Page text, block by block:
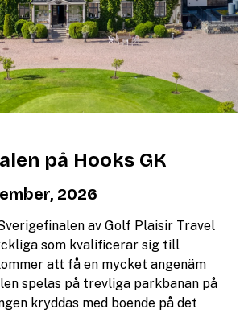
på Hooks GK
2026
av Golf Plaisir Travel
som kvalificerar sig till
att få en mycket angenäm
spelas på trevliga parkbanan på
kryddas med boende på det